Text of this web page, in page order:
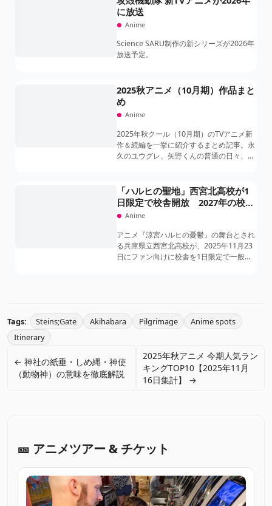
に放送
Anime
Science SARU制作の新シリーズが2026年
放送予定。
2025秋アニメ（10月期）作品まと
め
Anime
2025年秋クール（10月期）のTVアニメ新
作＆続編を一挙に紹介するまとめ記事。永
久のユウグレ、矢野くんの普通の日々、無
カデミア FINAL SEASON、ワンパンマン
第3期など注目作を一覧できる特集です。
「ハルヒの聖地」西宮北高校が1
日限定で校舎開放 2027年の校名
消滅前に初企画
Anime
アニメ『涼宮ハルヒの憂鬱』の舞台とされ
る兵庫県立西宮北高校が、2025年11月23
日にファン向けに校舎を1日限定で一般開
Tags: Steins;Gate Akihabara Pilgrimage
Anime spots
Itinerary
← 神社の紙垂・しめ縄・神使
（動物神）の意味を徹底解説
2025年秋アニメ 今期人気ラン
キングTOP10【2025年11月
16日集計】 →
🎫 アニメツアー & チケット